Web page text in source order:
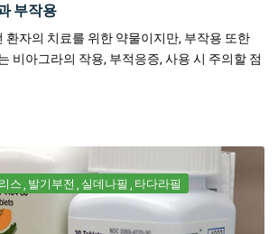
부작용
환자의 치료를 위한 약물이지만, 부작용 또한
비아그라의 작용, 부적응증, 사용 시 주의할 점
스 발기부전 실데나필 타다라필